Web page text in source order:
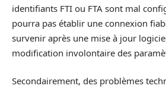
identifiants FTI ou FTA sont mal
pourra pas établir une connexion
survenir après une mise à jour
modification involontaire des
Secondairement, des problèmes